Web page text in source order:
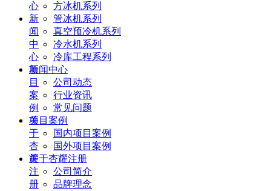
心
新
闻
中
心
项
目
案
例
关
于
杏
耀
注
册
方冰机系列
管冰机系列
真空预冷机系列
冷水机系列
冷库工程系列
新闻中心
公司动态
行业资讯
常见问题
项目案例
国内项目案例
国外项目案例
关于杏耀注册
公司简介
品牌理念